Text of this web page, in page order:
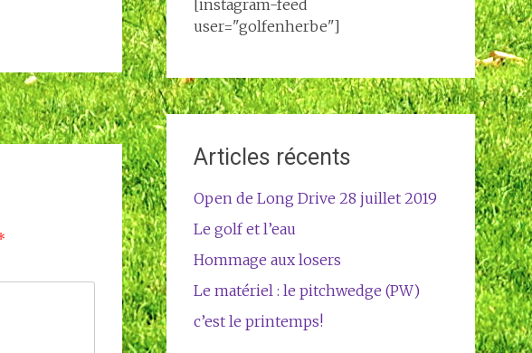
[instagram-feed
user="golfenherbe"]
Articles récents
Open de Long Drive 28 juillet 2019
Le golf et l’eau
Hommage aux losers
Le matériel : le pitchwedge (PW)
c’est le printemps!